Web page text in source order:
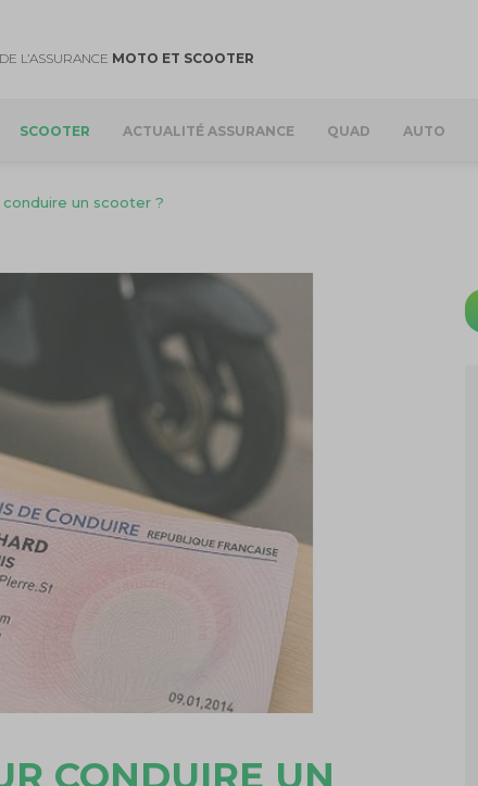
DE L’ASSURANCE MOTO ET SCOOTER
SCOOTER ACTUALITÉ ASSURANCE QUAD AUTO
un scooter ?
CONDUIRE UN